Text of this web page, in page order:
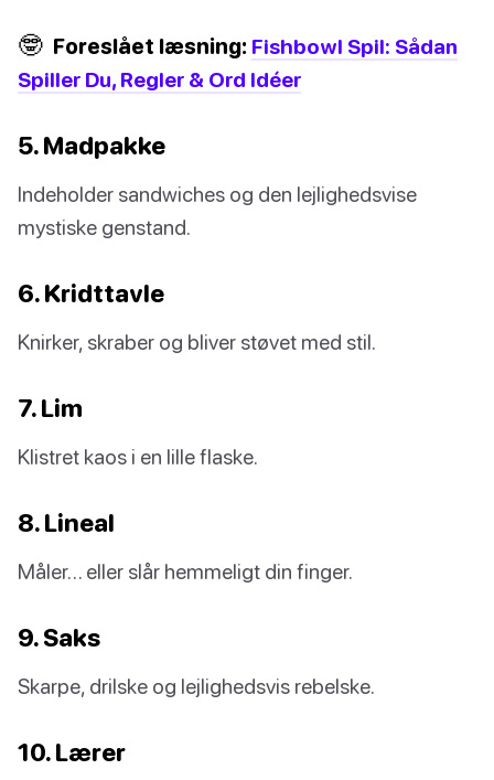
🤓 Foreslået læsning: Fishbowl Spil: Sådan
Spiller Du, Regler & Ord Idéer
5. Madpakke
Indeholder sandwiches og den lejlighedsvise
mystiske genstand.
6. Kridttavle
Knirker, skraber og bliver støvet med stil.
7. Lim
Klistret kaos i en lille flaske.
8. Lineal
Måler… eller slår hemmeligt din finger.
9. Saks
Skarpe, drilske og lejlighedsvis rebelske.
10. Lærer